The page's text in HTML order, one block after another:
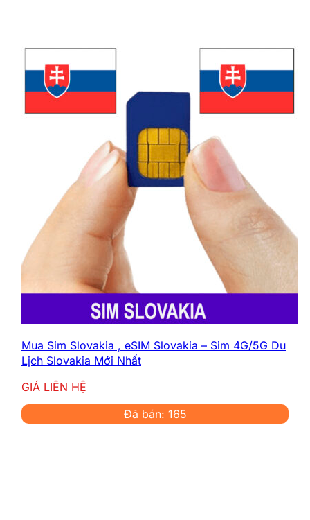
Mua Sim Slovakia , eSIM Slovakia – Sim 4G/5G Du
Lịch Slovakia Mới Nhất
GIÁ LIÊN HỆ
Đã bán: 165